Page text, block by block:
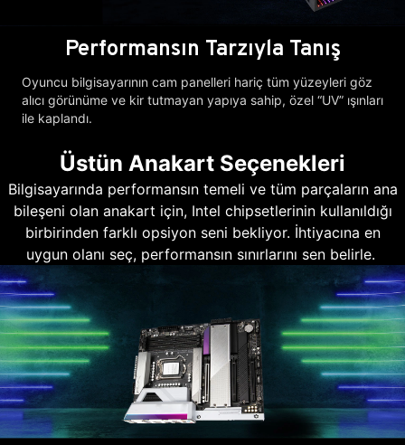
Performansın Tarzıyla Tanış
Oyuncu bilgisayarının cam panelleri hariç tüm yüzeyleri göz
alıcı görünüme ve kir tutmayan yapıya sahip, özel “UV” ışınları
ile kaplandı.
Üstün Anakart Seçenekleri
Bilgisayarında performansın temeli ve tüm parçaların ana
bileşeni olan anakart için, Intel chipsetlerinin kullanıldığı
birbirinden farklı opsiyon seni bekliyor. İhtiyacına en
uygun olanı seç, performansın sınırlarını sen belirle.